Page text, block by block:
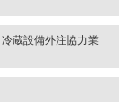
蔵設備外注協力業